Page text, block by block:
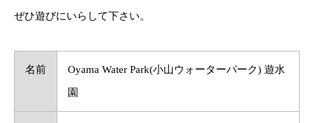
ぜひ遊びにいらして下さい。
名前 Oyama Water Park(小山ウォーターパーク) 遊水
園